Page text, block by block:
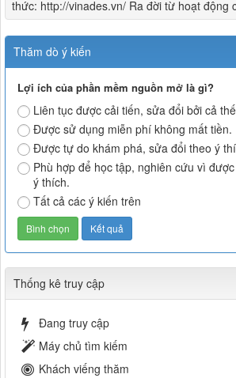
thức: http://vinades.vn/ Ra đời từ hoạt động
Thăm dò ý kiến
Lợi ích của phần mềm nguồn mở là gì?
Liên tục được cải tiến, sửa đổi bởi cả
Được sử dụng miễn phí không mất tiền.
Được tự do khám phá, sửa đổi theo ý
Phù hợp để học tập, nghiên cứu vì
ý thích.
Tất cả các ý kiến trên
Thống kê truy cập
Đang truy cập
Máy chủ tìm kiếm
Khách viếng thăm